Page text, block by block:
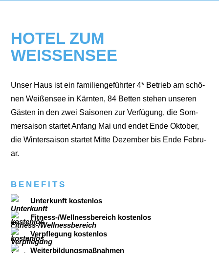
HOTEL ZUM
WEISSENSEE
Unser Haus ist ein fami­li­en­ge­führ­ter 4* Betrieb am schö­
nen Wei­ßen­see in Kärn­ten, 84 Bet­ten ste­hen unse­ren
Gäs­ten in den zwei Sai­so­nen zur Ver­fü­gung, die Som­
mer­sai­son star­tet Anfang Mai und endet Ende Okto­ber,
die Win­ter­sai­son star­tet Mit­te Dezem­ber bis Ende Febru­
ar.
BENEFITS
Unterkunft kostenlos
Fitness-/Wellnessbereich kostenlos
Verpflegung kostenlos
Weiterbildungsmaßnahmen